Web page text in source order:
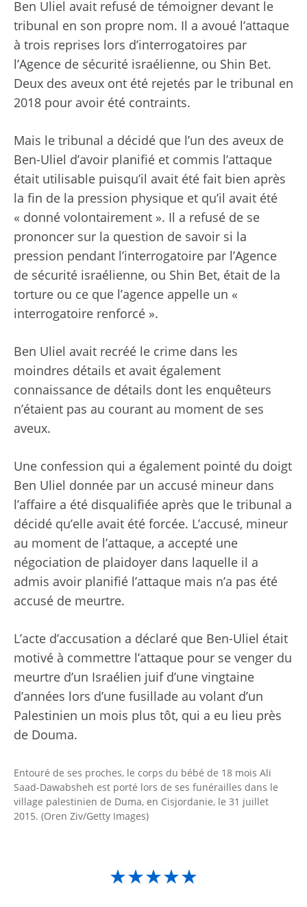
Ben Uliel avait refusé de témoigner devant le
tribunal en son propre nom. Il a avoué l’attaque
à trois reprises lors d’interrogatoires par
l’Agence de sécurité israélienne, ou Shin Bet.
Deux des aveux ont été rejetés par le tribunal en
2018 pour avoir été contraints.
Mais le tribunal a décidé que l’un des aveux de
Ben-Uliel d’avoir planifié et commis l’attaque
était utilisable puisqu’il avait été fait bien après
la fin de la pression physique et qu’il avait été
« donné volontairement ». Il a refusé de se
prononcer sur la question de savoir si la
pression pendant l’interrogatoire par l’Agence
de sécurité israélienne, ou Shin Bet, était de la
torture ou ce que l’agence appelle un «
interrogatoire renforcé ».
Ben Uliel avait recréé le crime dans les
moindres détails et avait également
connaissance de détails dont les enquêteurs
n’étaient pas au courant au moment de ses
aveux.
Une confession qui a également pointé du doigt
Ben Uliel donnée par un accusé mineur dans
l’affaire a été disqualifiée après que le tribunal a
décidé qu’elle avait été forcée. L’accusé, mineur
au moment de l’attaque, a accepté une
négociation de plaidoyer dans laquelle il a
admis avoir planifié l’attaque mais n’a pas été
accusé de meurtre.
L’acte d’accusation a déclaré que Ben-Uliel était
motivé à commettre l’attaque pour se venger du
meurtre d’un Israélien juif d’une vingtaine
d’années lors d’une fusillade au volant d’un
Palestinien un mois plus tôt, qui a eu lieu près
de Douma.
Entouré de ses proches, le corps du bébé de 18 mois Ali
Saad-Dawabsheh est porté lors de ses funérailles dans le
village palestinien de Duma, en Cisjordanie, le 31 juillet
2015. (Oren Ziv/Getty Images)
★★★★★